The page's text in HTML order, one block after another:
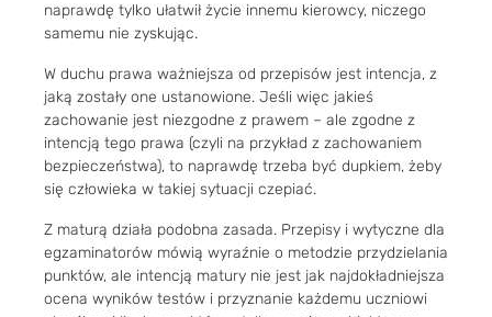
naprawdę tylko ułatwił życie innemu kierowcy, niczego
samemu nie zyskując.
W duchu prawa ważniejsza od przepisów jest intencja, z
jaką zostały one ustanowione. Jeśli więc jakieś
zachowanie jest niezgodne z prawem – ale zgodne z
intencją tego prawa (czyli na przykład z zachowaniem
bezpieczeństwa), to naprawdę trzeba być dupkiem, żeby
się człowieka w takiej sytuacji czepiać.
Z maturą działa podobna zasada. Przepisy i wytyczne dla
egzaminatorów mówią wyraźnie o metodzie przydzielania
punktów, ale intencją matury nie jest jak najdokładniejsza
ocena wyników testów i przyznanie każdemu uczniowi